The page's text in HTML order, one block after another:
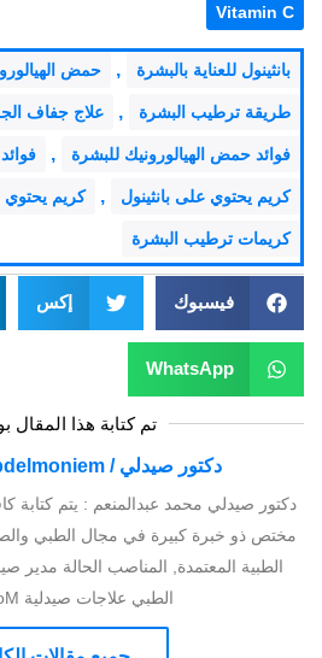
Vitamin C
بانثينول للعناية بالبشرة , حمض
طريقة ترطيب البشرة , علاج جفاف
فوائد حمض الهيالورونيك للبشرة ,
كريم يحتوي على بانثينول , كريم
كريمات ترطيب البشرة
فيسبوك إكس
WhatsApp
تم كتابة هذا المقال
دكتور صيدلي / Mohamed Abdelmoniem
دكتور صيدلي محمد عبدالمنعم : يتم كتابة
مختص ذو خبرة كبيرة في مجال الطبي
الطبية المعتمدة, المناصب الحالة مدير
الطبي علاجات صيدلية 3lagat.CoM